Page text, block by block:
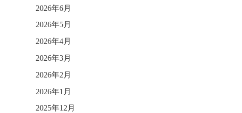
2026年6月
2026年5月
2026年4月
2026年3月
2026年2月
2026年1月
2025年12月